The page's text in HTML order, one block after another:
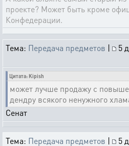
проекте? Может быть кроме
Конфедерации.
Тема: Передача предметов |
5
Цитата: Kipish
может лучше продажу с
дендру всякого ненужного
Сенат
Тема: Передача предметов |
5